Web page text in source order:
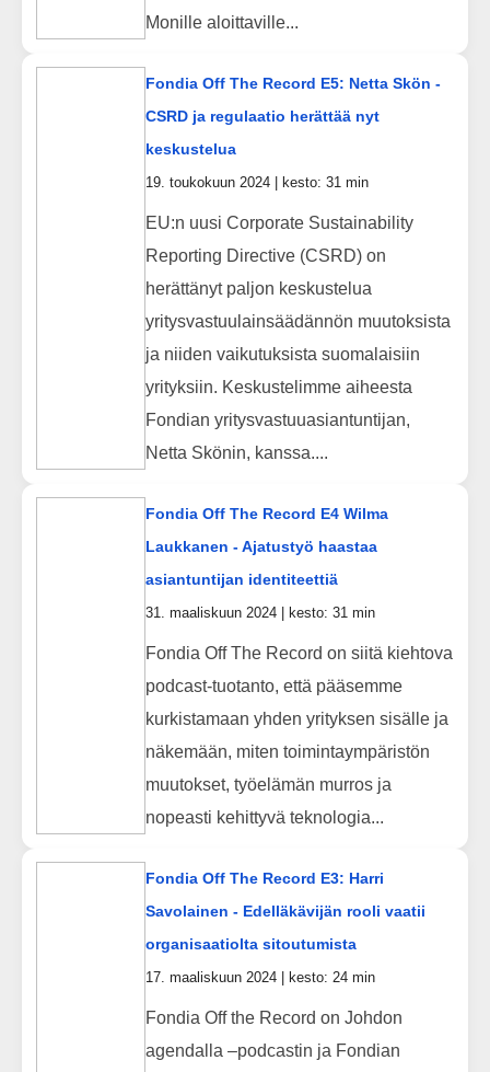
Monille aloittaville...
Fondia Off The Record E5: Netta Skön -
CSRD ja regulaatio herättää nyt
keskustelua
19. toukokuun 2024 | kesto: 31 min
EU:n uusi Corporate Sustainability
Reporting Directive (CSRD) on
herättänyt paljon keskustelua
yritysvastuulainsäädännön muutoksista
ja niiden vaikutuksista suomalaisiin
yrityksiin. Keskustelimme aiheesta
Fondian yritysvastuuasiantuntijan,
Netta Skönin, kanssa....
Fondia Off The Record E4 Wilma
Laukkanen - Ajatustyö haastaa
asiantuntijan identiteettiä
31. maaliskuun 2024 | kesto: 31 min
Fondia Off The Record on siitä kiehtova
podcast-tuotanto, että pääsemme
kurkistamaan yhden yrityksen sisälle ja
näkemään, miten toimintaympäristön
muutokset, työelämän murros ja
nopeasti kehittyvä teknologia...
Fondia Off The Record E3: Harri
Savolainen - Edelläkävijän rooli vaatii
organisaatiolta sitoutumista
17. maaliskuun 2024 | kesto: 24 min
Fondia Off the Record on Johdon
agendalla –podcastin ja Fondian